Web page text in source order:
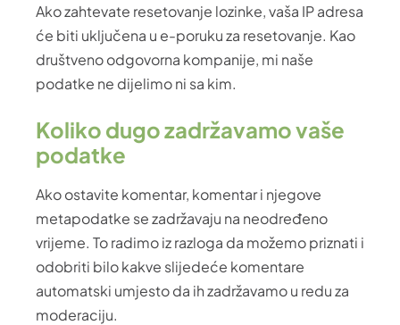
Ako zahtevate resetovanje lozinke, vaša IP adresa
će biti uključena u e-poruku za resetovanje. Kao
društveno odgovorna kompanije, mi naše
podatke ne dijelimo ni sa kim.
Koliko dugo zadržavamo vaše
podatke
Ako ostavite komentar, komentar i njegove
metapodatke se zadržavaju na neodređeno
vrijeme. To radimo iz razloga da možemo priznati i
odobriti bilo kakve slijedeće komentare
automatski umjesto da ih zadržavamo u redu za
moderaciju.